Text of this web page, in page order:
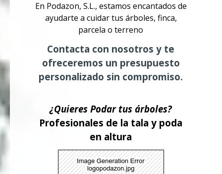
En Podazon, S.L., estamos encantados de
ayudarte a cuidar tus árboles, finca,
parcela o terreno
Contacta con nosotros y te
ofreceremos un presupuesto
personalizado sin compromiso.
¿Quieres Podar tus árboles?
Profesionales de la tala y poda
en altura